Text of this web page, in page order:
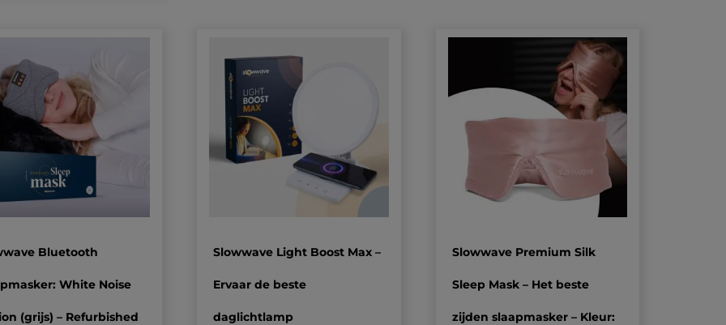
Bluetooth
White Noise
(grijs) – Refurbished
Slowwave Light Boost Max –
Ervaar de beste
daglichtlamp
Slowwave Premium Silk
Sleep Mask – Het beste
zijden slaapmasker – Kleur: